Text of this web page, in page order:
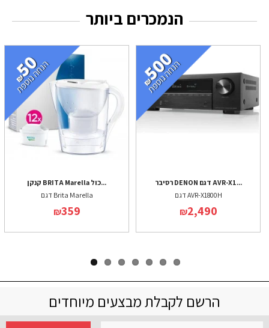
הנמכרים ביותר
קנקן BRITA Marella כול...
דגם Brita Marella
₪359
רסיבר DENON דגם AVR-X1...
דגם AVR-X1800H
₪2,490
הרשם לקבלת מבצעים מיוחדים